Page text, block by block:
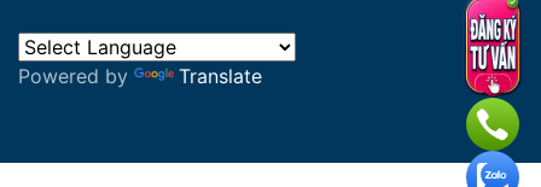
Powered by Translate